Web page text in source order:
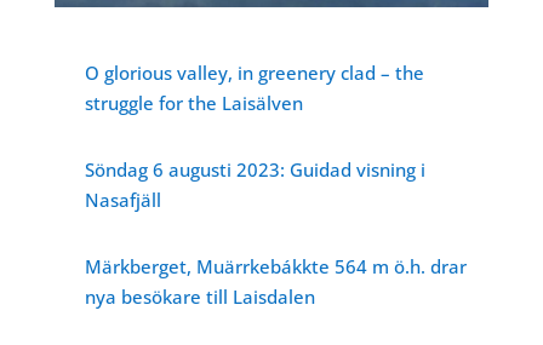
O glorious valley, in greenery clad – the
struggle for the Laisälven
Söndag 6 augusti 2023: Guidad visning i
Nasafjäll
Märkberget, Muärrkebákkte 564 m ö.h. drar
nya besökare till Laisdalen